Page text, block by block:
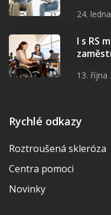
24.
I s RS
13. října
Rychlé odkazy
Roztroušená skleróza
Centra pomoci
Novinky